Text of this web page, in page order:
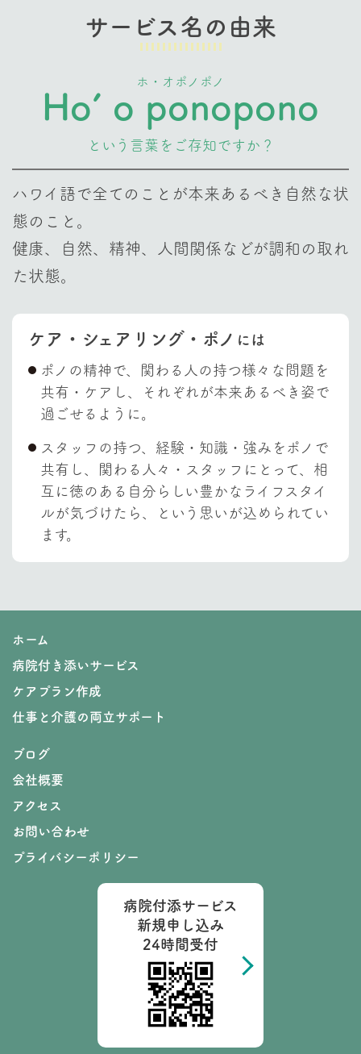
サービス名の由来
ホ・オポノポノ
Ho’ o ponopono
という言葉をご存知ですか？
ハワイ語で全てのことが本来あるべき自然な状
態のこと。
健康、自然、精神、人間関係などが調和の取れ
た状態。
ケア・シェアリング・ポノ には
ポノの精神で、関わる人の持つ様々な問題を
共有・ケアし、それぞれが本来あるべき姿で
過ごせるように。
スタッフの持つ、経験・知識・強みをポノで
共有し、関わる人々・スタッフにとって、相
互に徳のある自分らしい豊かなライフスタイ
ルが気づけたら、という思いが込められてい
ます。
ホーム
病院付き添いサービス
ケアプラン作成
仕事と介護の両立サポート
ブログ
会社概要
アクセス
お問い合わせ
プライバシーポリシー
病院付添サービス
新規申し込み
24時間受付